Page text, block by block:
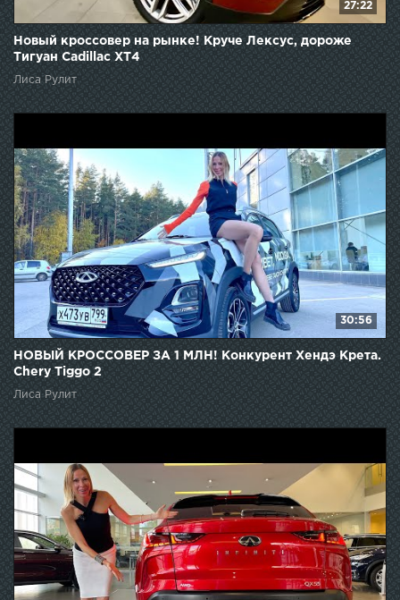
27:22
Новый кроссовер на рынке! Круче Лексус, дороже
Тигуан Cadillac XT4
Лиса Рулит
30:56
НОВЫЙ КРОССОВЕР ЗА 1 МЛН! Конкурент Хендэ Крета.
Chery Tiggo 2
Лиса Рулит